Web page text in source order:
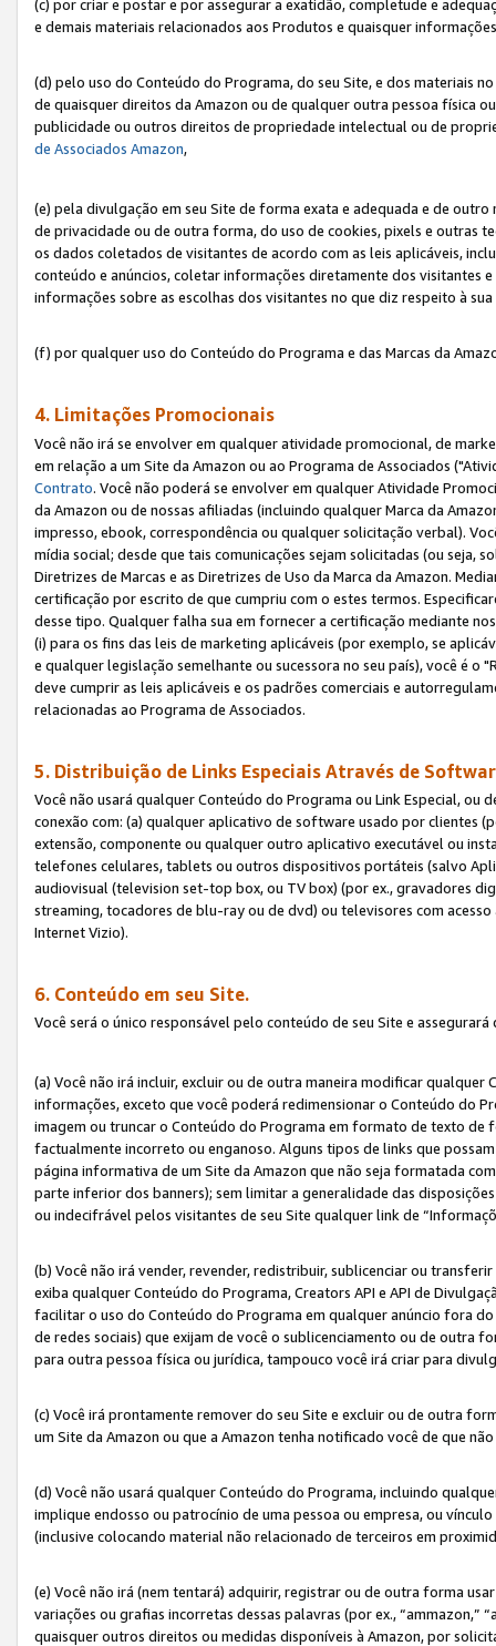
(c) por criar e postar e por assegurar a exatidão, completude e
e demais materiais relacionados aos Produtos e quaisquer
(d) pelo uso do Conteúdo do Programa, do seu Site, e dos materiais
de quaisquer direitos da Amazon ou de qualquer outra pessoa física
publicidade ou outros direitos de propriedade intelectual ou de
de Associados Amazon,
(e) pela divulgação em seu Site de forma exata e adequada e de
de privacidade ou de outra forma, do uso de cookies, pixels e outras
os dados coletados de visitantes de acordo com as leis aplicáveis,
conteúdo e anúncios, coletar informações diretamente dos visitantes
informações sobre as escolhas dos visitantes no que diz respeito à
(f) por qualquer uso do Conteúdo do Programa e das Marcas da
4. Limitações Promocionais
Você não irá se envolver em qualquer atividade promocional, de
em relação a um Site da Amazon ou ao Programa de Associados
Contrato. Você não poderá se envolver em qualquer Atividade
da Amazon ou de nossas afiliadas (incluindo qualquer Marca da
impresso, ebook, correspondência ou qualquer solicitação verbal).
mídia social; desde que tais comunicações sejam solicitadas (ou seja,
Diretrizes de Marcas e as Diretrizes de Uso da Marca da Amazon.
certificação por escrito de que cumpriu com o estes termos.
desse tipo. Qualquer falha sua em fornecer a certificação mediante
(i) para os fins das leis de marketing aplicáveis (por exemplo, se
e qualquer legislação semelhante ou sucessora no seu país), você é o
deve cumprir as leis aplicáveis e os padrões comerciais e
relacionadas ao Programa de Associados.
5. Distribuição de Links Especiais Através de
Você não usará qualquer Conteúdo do Programa ou Link Especial,
conexão com: (a) qualquer aplicativo de software usado por clientes
extensão, componente ou qualquer outro aplicativo executável ou
telefones celulares, tablets ou outros dispositivos portáteis (salvo
audiovisual (television set-top box, ou TV box) (por ex., gravadores
streaming, tocadores de blu-ray ou de dvd) ou televisores com
Internet Vizio).
6. Conteúdo em seu Site.
Você será o único responsável pelo conteúdo de seu Site e assegurará
(a) Você não irá incluir, excluir ou de outra maneira modificar
informações, exceto que você poderá redimensionar o Conteúdo do
imagem ou truncar o Conteúdo do Programa em formato de texto
factualmente incorreto ou enganoso. Alguns tipos de links que
página informativa de um Site da Amazon que não seja formatada
parte inferior dos banners); sem limitar a generalidade das
ou indecifrável pelos visitantes de seu Site qualquer link de
(b) Você não irá vender, revender, redistribuir, sublicenciar ou
exiba qualquer Conteúdo do Programa, Creators API e API de
facilitar o uso do Conteúdo do Programa em qualquer anúncio fora
de redes sociais) que exijam de você o sublicenciamento ou de outra
para outra pessoa física ou jurídica, tampouco você irá criar para
(c) Você irá prontamente remover do seu Site e excluir ou de outra
um Site da Amazon ou que a Amazon tenha notificado você de que
(d) Você não usará qualquer Conteúdo do Programa, incluindo
implique endosso ou patrocínio de uma pessoa ou empresa, ou
(inclusive colocando material não relacionado de terceiros em
(e) Você não irá (nem tentará) adquirir, registrar ou de outra forma
variações ou grafias incorretas dessas palavras (por ex., “ammazon,”
quaisquer outros direitos ou medidas disponíveis à Amazon, por